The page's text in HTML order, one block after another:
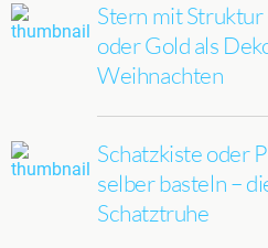
Stern mit
oder Gold als
Weihnachten
Schatzkiste oder
selber basteln –
Schatztruhe